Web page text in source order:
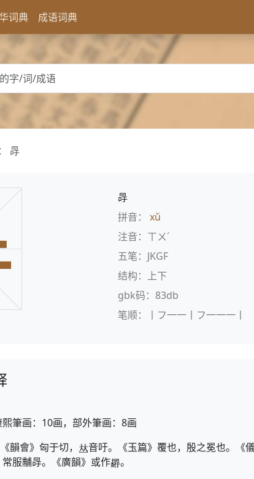
词典 成语词典
冔
冔
拼音： xǔ
注音：ㄒㄨˊ
五笔：JKGF
结构：上下
gbk码：83db
笔顺：丨フ一一丨フ一一一丨
筆画：10画，部外筆画：8画
韻會》匈于切，
音吁。《玉篇》覆也，殷之冕也。《
服黼冔。《廣韻》或作
。